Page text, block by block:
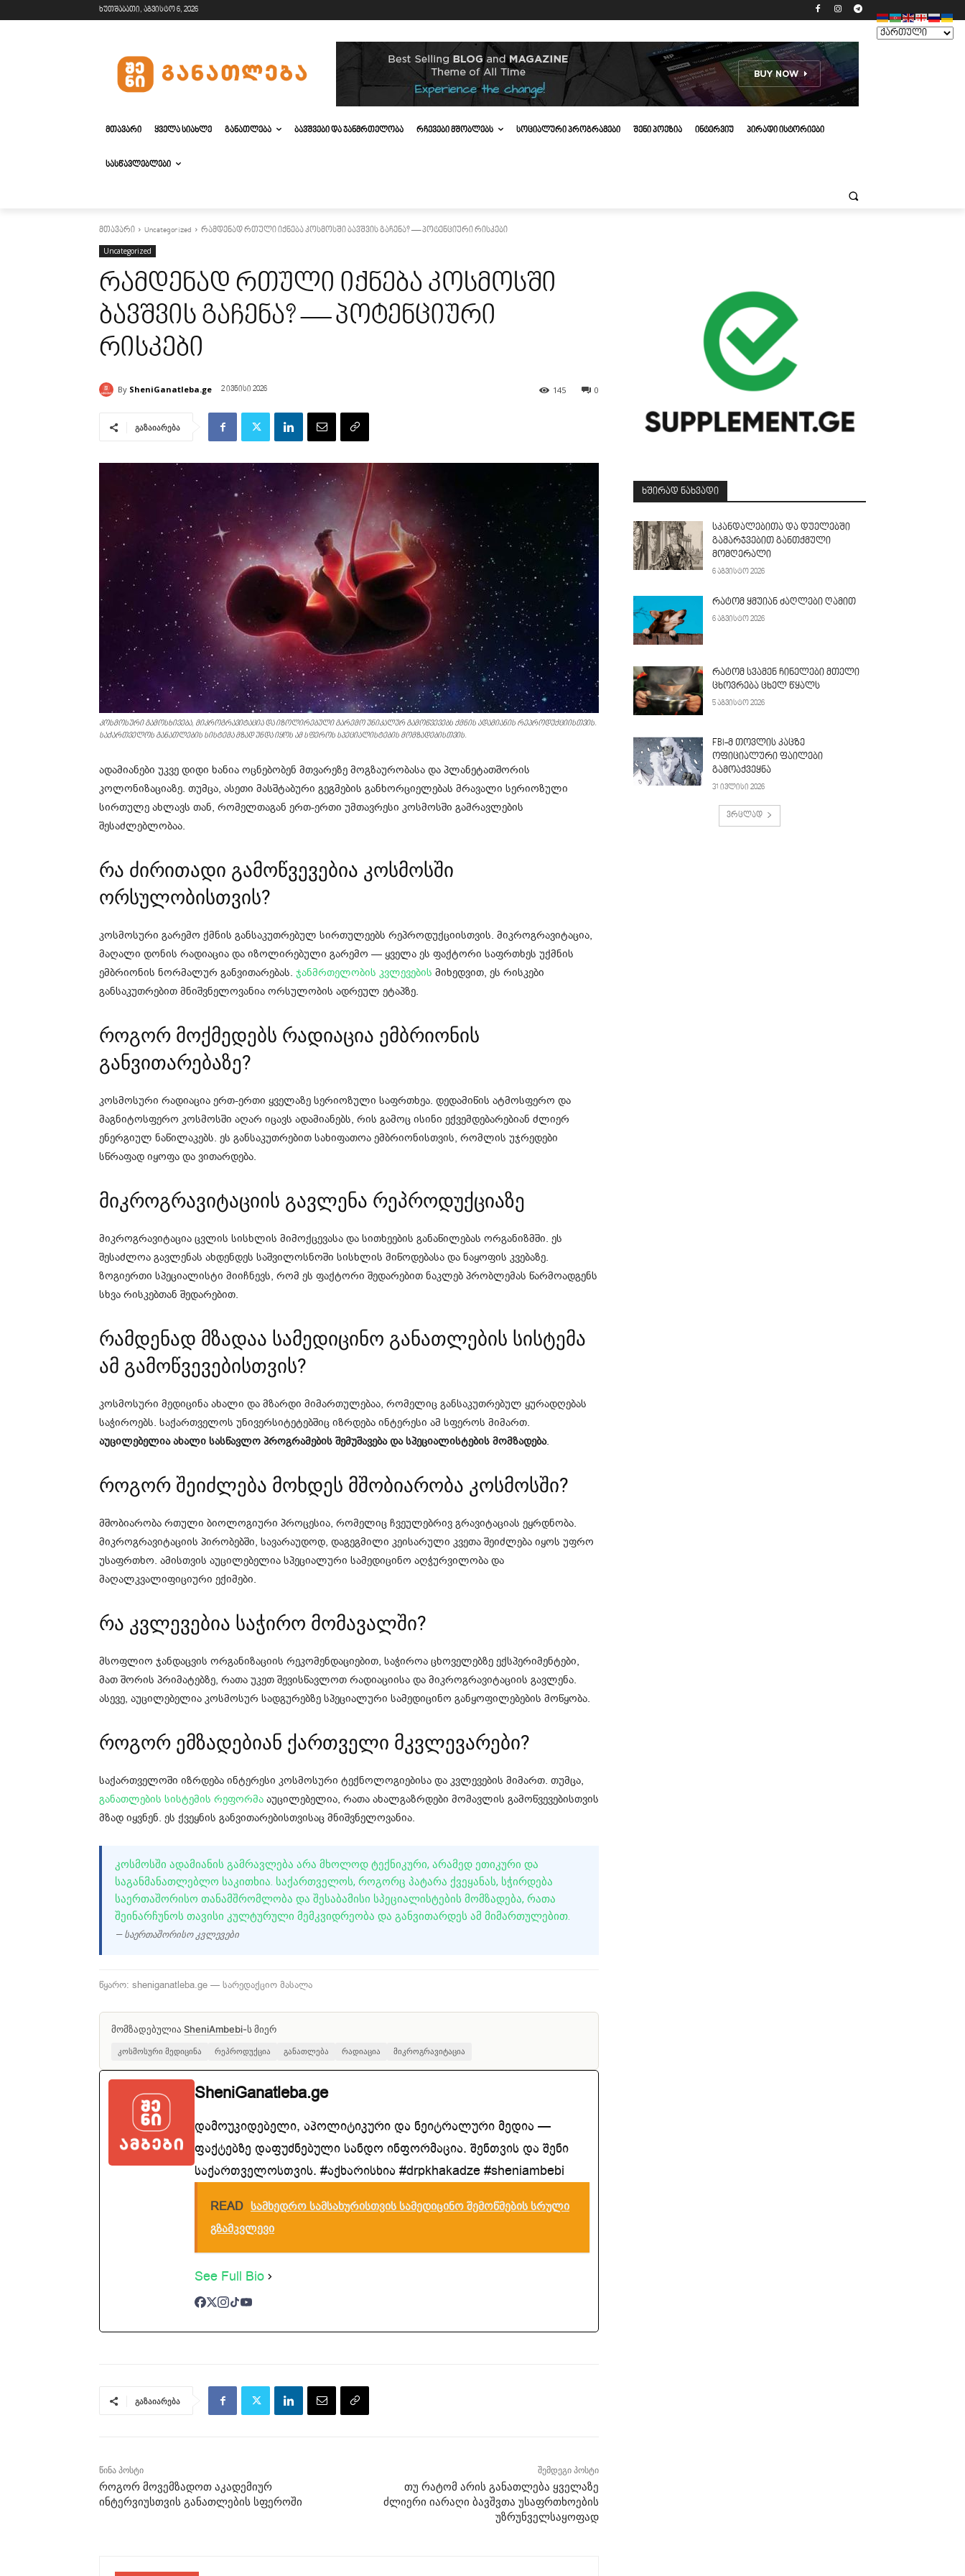
ხუთშაბათი, აგვისტო 6, 2026
ᲛᲗᲐᲕᲐᲠᲘ ᲧᲕᲔᲚᲐ ᲡᲘᲐᲮᲚᲔ ᲒᲐᲜᲐᲗᲚᲔᲑᲐ ᲑᲐᲕᲨᲕᲔᲑᲘ ᲓᲐ ᲯᲐᲜᲛᲠᲗᲔᲚᲝᲑᲐ ᲠᲩᲔᲕᲔᲑᲘ ᲛᲨᲝᲑᲚᲔᲑᲡ ᲡᲝᲪᲘᲐᲚᲣᲠᲘ ᲞᲠᲝᲒᲠᲐᲛᲔᲑᲘ ᲨᲔᲜᲘ ᲞᲝᲔᲖᲘᲐ ᲘᲜᲢᲔᲠᲕᲘᲣ ᲞᲘᲠᲐᲓᲘ ᲘᲡᲢᲝᲠᲘᲔᲑᲘ
ᲡᲐᲡᲬᲐᲕᲚᲔᲑᲚᲔᲑᲘ
მთავარი Uncategorized რამდენად რთული იქნება კოსმოსში ბავშვის გაჩენა? — პოტენციური რისკები
Uncategorized
რამდენად რთული იქნება კოსმოსში
ბავშვის გაჩენა? — პოტენციური
რისკები
By SheniGanatleba.ge 2 ივნისი 2026 0
145
გაზაიარება
კოსმოსური გამოსხივება, მიკროგრავიტაცია და იზოლირებული გარემო უნიკალურ გამოწვევებს ქმნის ადამიანის რეპროდუქციისთვის.
საქართველოს განათლების სისტემა მზად უნდა იყოს ამ სფეროს სპეციალისტების მომზადებისთვის.
ადამიანები უკვე დიდი ხანია ოცნებობენ მთვარეზე მოგზაურობასა და პლანეტათშორის
კოლონიზაციაზე. თუმცა, ასეთი მასშტაბური გეგმების განხორციელებას მრავალი სერიოზული
სირთულე ახლავს თან, რომელთაგან ერთ-ერთი უმთავრესი კოსმოსში გამრავლების
შესაძლებლობაა.
რა ძირითადი გამოწვევებია კოსმოსში
ორსულობისთვის?
კოსმოსური გარემო ქმნის განსაკუთრებულ სირთულეებს რეპროდუქციისთვის. მიკროგრავიტაცია,
მაღალი დონის რადიაცია და იზოლირებული გარემო — ყველა ეს ფაქტორი საფრთხეს უქმნის
ემბრიონის ნორმალურ განვითარებას. ჯანმრთელობის კვლევების მიხედვით, ეს რისკები
განსაკუთრებით მნიშვნელოვანია ორსულობის ადრეულ ეტაპზე.
როგორ მოქმედებს რადიაცია ემბრიონის
განვითარებაზე?
კოსმოსური რადიაცია ერთ-ერთი ყველაზე სერიოზული საფრთხეა. დედამიწის ატმოსფერო და
მაგნიტოსფერო კოსმოსში აღარ იცავს ადამიანებს, რის გამოც ისინი ექვემდებარებიან ძლიერ
ენერგიულ ნაწილაკებს. ეს განსაკუთრებით სახიფათოა ემბრიონისთვის, რომლის უჯრედები
სწრაფად იყოფა და ვითარდება.
მიკროგრავიტაციის გავლენა რეპროდუქციაზე
მიკროგრავიტაცია ცვლის სისხლის მიმოქცევასა და სითხეების განაწილებას ორგანიზმში. ეს
შესაძლოა გავლენას ახდენდეს საშვილოსნოში სისხლის მიწოდებასა და ნაყოფის კვებაზე.
ზოგიერთი სპეციალისტი მიიჩნევს, რომ ეს ფაქტორი შედარებით ნაკლებ პრობლემას წარმოადგენს
სხვა რისკებთან შედარებით.
რამდენად მზადაა სამედიცინო განათლების სისტემა
ამ გამოწვევებისთვის?
კოსმოსური მედიცინა ახალი და მზარდი მიმართულებაა, რომელიც განსაკუთრებულ ყურადღებას
საჭიროებს. საქართველოს უნივერსიტეტებშიც იზრდება ინტერესი ამ სფეროს მიმართ.
აუცილებელია ახალი სასწავლო პროგრამების შემუშავება და სპეციალისტების მომზადება.
როგორ შეიძლება მოხდეს მშობიარობა კოსმოსში?
მშობიარობა რთული ბიოლოგიური პროცესია, რომელიც ჩვეულებრივ გრავიტაციას ეყრდნობა.
მიკროგრავიტაციის პირობებში, სავარაუდოდ, დაგეგმილი კეისარული კვეთა შეიძლება იყოს უფრო
უსაფრთხო. ამისთვის აუცილებელია სპეციალური სამედიცინო აღჭურვილობა და
მაღალკვალიფიციური ექიმები.
რა კვლევებია საჭირო მომავალში?
მსოფლიო ჯანდაცვის ორგანიზაციის რეკომენდაციებით, საჭიროა ცხოველებზე ექსპერიმენტები,
მათ შორის პრიმატებზე, რათა უკეთ შევისწავლოთ რადიაციისა და მიკროგრავიტაციის გავლენა.
ასევე, აუცილებელია კოსმოსურ სადგურებზე სპეციალური სამედიცინო განყოფილებების მოწყობა.
როგორ ემზადებიან ქართველი მკვლევარები?
საქართველოში იზრდება ინტერესი კოსმოსური ტექნოლოგიებისა და კვლევების მიმართ. თუმცა,
განათლების სისტემის რეფორმა აუცილებელია, რათა ახალგაზრდები მომავლის გამოწვევებისთვის
მზად იყვნენ. ეს ქვეყნის განვითარებისთვისაც მნიშვნელოვანია.
ᲙᲝᲡᲛᲝᲡᲨᲘ ᲐᲓᲐᲛᲘᲐᲜᲘᲡ ᲒᲐᲛᲠᲐᲕᲚᲔᲑᲐ ᲐᲠᲐ ᲛᲮᲝᲚᲝᲓ ᲢᲔᲥᲜᲘᲙᲣᲠᲘ, ᲐᲠᲐᲛᲔᲓ ᲔᲗᲘᲙᲣᲠᲘ ᲓᲐ
ᲡᲐᲒᲐᲜᲛᲐᲜᲐᲗᲚᲔᲑᲚᲝ ᲡᲐᲙᲘᲗᲮᲘᲐ. ᲡᲐᲥᲐᲠᲗᲕᲔᲚᲝᲡ, ᲠᲝᲒᲝᲠᲪ ᲞᲐᲢᲐᲠᲐ ᲥᲕᲔᲧᲐᲜᲐᲡ, ᲡᲭᲘᲠᲓᲔᲑᲐ
ᲡᲐᲔᲠᲗᲐᲨᲝᲠᲘᲡᲝ ᲗᲐᲜᲐᲛᲨᲠᲝᲛᲚᲝᲑᲐ ᲓᲐ ᲨᲔᲡᲐᲑᲐᲛᲘᲡᲘ ᲡᲞᲔᲪᲘᲐᲚᲘᲡᲢᲔᲑᲘᲡ ᲛᲝᲛᲖᲐᲓᲔᲑᲐ, ᲠᲐᲗᲐ
ᲨᲔᲘᲜᲐᲠᲩᲣᲜᲝᲡ ᲗᲐᲕᲘᲡᲘ ᲙᲣᲚᲢᲣᲠᲣᲚᲘ ᲛᲔᲛᲙᲕᲘᲓᲠᲔᲝᲑᲐ ᲓᲐ ᲒᲐᲜᲕᲘᲗᲐᲠᲓᲔᲡ ᲐᲛ ᲛᲘᲛᲐᲠᲗᲣᲚᲔᲑᲘᲗ.
— საერთაშორისო კვლევები
წყარო: sheniganatleba.ge — სარედაქციო მასალა
მომზადებულია SheniAmbebi-ს მიერ
კოსმოსური მედიცინა რეპროდუქცია განათლება რადიაცია მიკროგრავიტაცია
SheniGanatleba.ge
დამოუკიდებელი, აპოლიტიკური და ნეიტრალური მედია —
ფაქტებზე დაფუძნებული სანდო ინფორმაცია. შენთვის და შენი
საქართველოსთვის. #აქხარისხია #drpkhakadze #sheniambebi
READ სამხედრო სამსახურისთვის სამედიცინო შემოწმების სრული
გზამკვლევი
See Full Bio
გაზაიარება
წინა პოსტი
როგორ მოვემზადოთ აკადემიურ
ინტერვიუსთვის განათლების სფეროში
შემდეგი პოსტი
თუ რატომ არის განათლება ყველაზე
ძლიერი იარაღი ბავშვთა უსაფრთხოების
უზრუნველსაყოფად
ᲮᲨᲘᲠᲐᲓ ᲜᲐᲮᲕᲐᲓᲘ
სკანდალებითა და დუელებში
გამარჯვებით განთქმული
მომღერალი
6 აგვისტო 2026
რატომ ყმუიან ძაღლები ღამით
6 აგვისტო 2026
რატომ სვამენ ჩინელები მთელი
ცხოვრება ცხელ წყალს
5 აგვისტო 2026
FBI-მ თოვლის კაცზე
ოფიციალური ფაილები
გამოაქვეყნა
31 ივლისი 2026
ვრცლად